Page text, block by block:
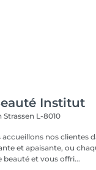
Institut
Strassen L-8010
accueillons nos clientes
et apaisante, ou
beauté et vous offri...